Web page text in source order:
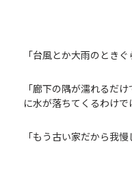
「台風とか大雨のときぐ
「廊下の隅が濡れるだ
に水が落ちてくるわけで
「もう古い家だから我